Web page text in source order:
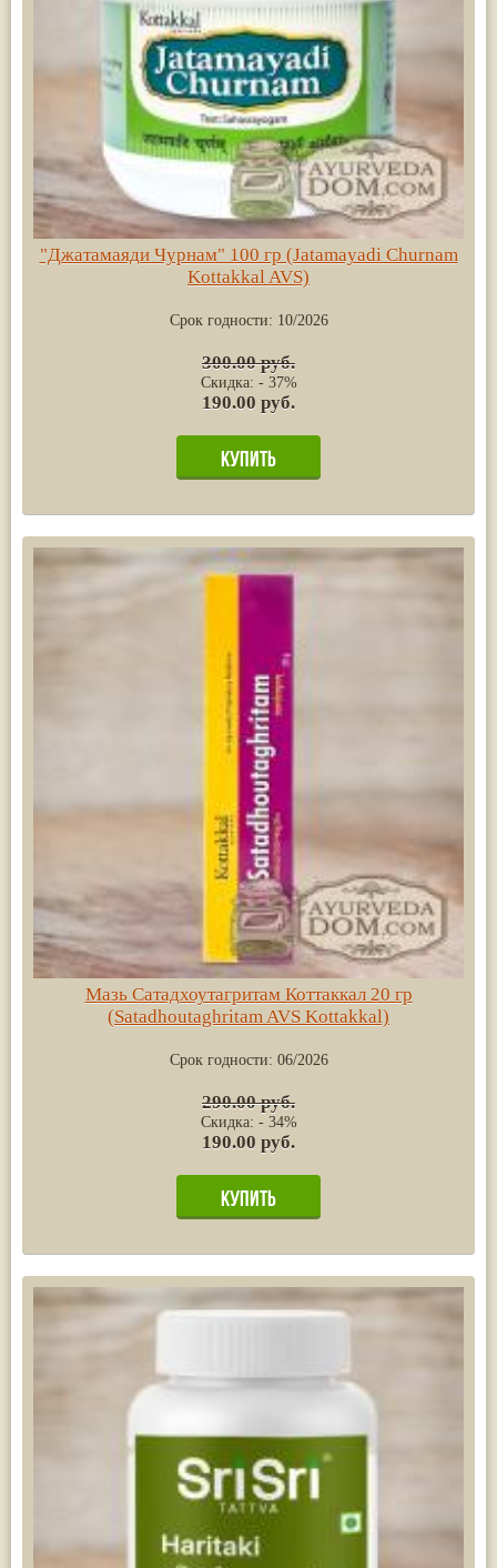
"Джатамаяди Чурнам" 100 гр (Jatamayadi Churnam
Kottakkal AVS)
Срок годности: 10/2026
300.00 руб.
Скидка: - 37%
190.00 руб.
Мазь Сатадхоутагритам Коттаккал 20 гр
(Satadhoutaghritam AVS Kottakkal)
Срок годности: 06/2026
290.00 руб.
Скидка: - 34%
190.00 руб.